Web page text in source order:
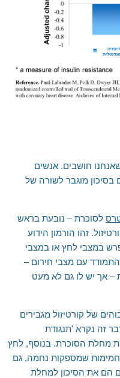
חושבים. אנשים
בסיכון מוגבר לשורה של
לסוכרת – נובעת בראש
זהו הורמון הידוע
במצבי לחץ או במצבי
עם מצבי חירום –
– אך יש לו גם לא מעט
של קורטיזול מגבירים
זה נקרא 'תנגודת
מחלת הסוכרת. בנוסף, לחץ
שמספקות נחמה, גם
הם את הסיכון למחלת